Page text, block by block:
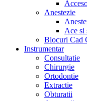
Anestezie
Ace si
Blocuri Cad
Instrumentar
Consultatie
Chirurgie
Ortodontie
Extractie
Obturatii